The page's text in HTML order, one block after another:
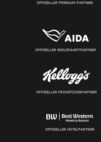
OFFIZIELLER PREMIUM-PARTNER
OFFIZIELLER KREUZFAHRTPARTNER
OFFIZIELLER FRÜHSTÜCKSPARTNER
OFFIZIELLER HOTELPARTNER